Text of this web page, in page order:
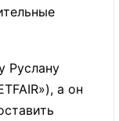
Руслану
а он